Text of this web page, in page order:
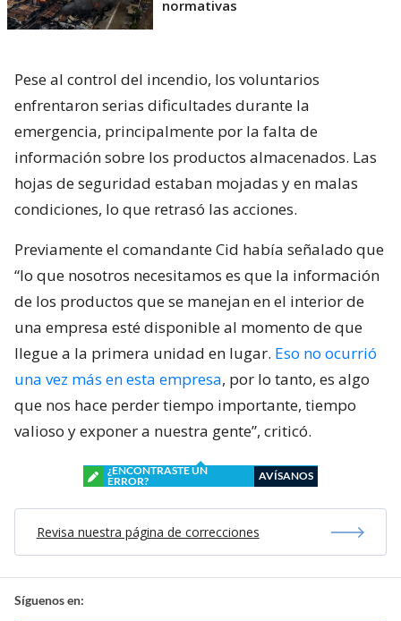
normativas
Pese al control del incendio, los voluntarios
enfrentaron serias dificultades durante la
emergencia, principalmente por la falta de
información sobre los productos almacenados. Las
hojas de seguridad estaban mojadas y en malas
condiciones, lo que retrasó las acciones.
Previamente el comandante Cid había señalado que
“lo que nosotros necesitamos es que la información
de los productos que se manejan en el interior de
una empresa esté disponible al momento de que
llegue a la primera unidad en lugar. Eso no ocurrió
una vez más en esta empresa, por lo tanto, es algo
que nos hace perder tiempo importante, tiempo
valioso y exponer a nuestra gente”, criticó.
¿ENCONTRASTE UN
ERROR?
AVÍSANOS
Revisa nuestra página de correcciones
Síguenos en: